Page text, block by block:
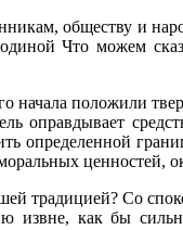
обществу и
Что можем
начала положили
оправ­дывает
определенной
ценностей,
традицией? Со
как бы